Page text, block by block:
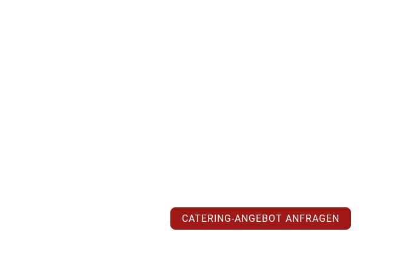
CATERING-ANGEBOT ANFRAGEN